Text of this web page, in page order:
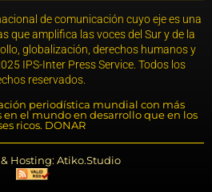
de comunicación cuyo eje es una
que amplifica las voces del Sur y de la
globalización, derechos humanos y
IPS-Inter Press Service. Todos los
reservados.
periodística mundial con más
en el mundo en desarrollo que en los
ricos. DONAR
Hosting: Atiko.Studio